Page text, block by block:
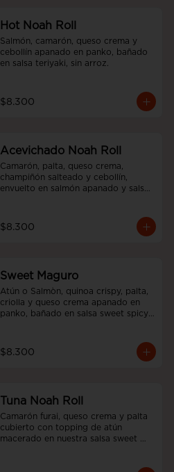
Hot Noah Roll
Salmón, camarón, queso crema y
cebollín apanado en panko, bañado
en salsa teriyaki, sin arroz.
$8.300
Acevichado Noah Roll
Camarón, palta, queso crema,
champiñón salteado y cebollín,
envuelto en salmón apanado y salsa
$8.300
Sweet Maguro
Atún o Salmòn, quinoa crispy, palta,
criolla y queso crema apanado en
panko, bañado en salsa sweet spicy,
$8.300
Tuna Noah Roll
Camarón furai, queso crema y palta
cubierto con topping de atún
macerado en nuestra salsa sweet